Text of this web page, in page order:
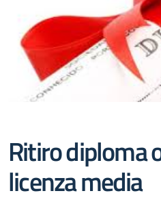
Ritiro diploma
licenza media